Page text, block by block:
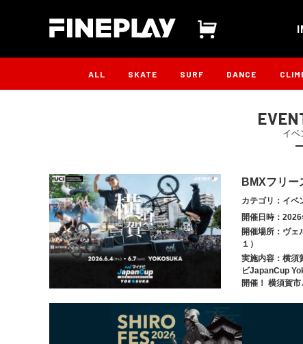
ALL SKATE SURF DANCE
イベ
BMXフリ
カテゴリ：イベ
開催日時：
開催場所：ヴ
１）
実施内容：横須
ビJapanCup
開催！ 横須賀